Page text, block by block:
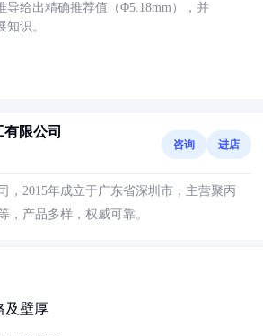
导给出精确推荐值（Φ5.18mm），并
识。
限公司
咨询 进店
，2015年成立于广东省深圳市，主营聚丙
，产品多样，权威可靠。
及壁厚